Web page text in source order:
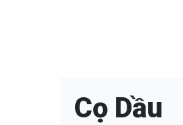
Cọ Dầu